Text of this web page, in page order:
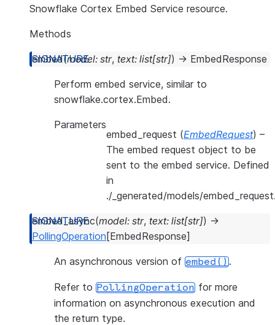
Snowflake Cortex Embed Service resource.
Methods
embed(model: str, text: list[str]) → EmbedResponse
Perform embed service, similar to
snowflake.cortex.Embed.
Parameters
embed_request (EmbedRequest) –
The embed request object to be
sent to the embed service. Defined
in
./_generated/models/
embed_async(model: str, text: list[str]) →
PollingOperation [EmbedResponse]
An asynchronous version of embed().
Refer to PollingOperation for more
information on asynchronous execution and
the return type.